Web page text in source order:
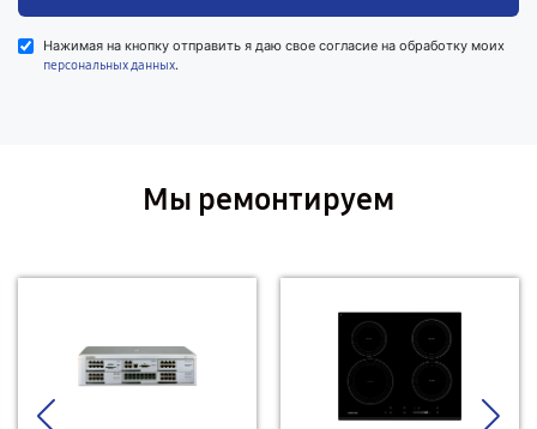
Нажимая на кнопку отправить я даю свое согласие на обработку моих
персональных данных.
Мы ремонтируем